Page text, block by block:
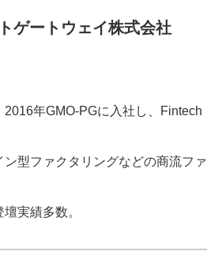
ゲートウェイ株式会社
年GMO-PGに入社し、Fintech
型ファクタリングなどの商流ファ
実績多数。